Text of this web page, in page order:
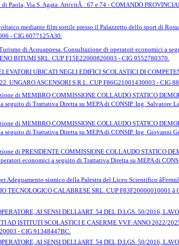
Paola, Via S. Agata. AttivitÃ : 67 e 74 - COMANDO
mediante film sottile presso il Palazzetto dello sport di
- CIG 6077125A30.
di Acquappesa. Consultazione di operatori economici a
BITUMI SRL. CUP F15E22000820003 - CIG 9552780370.
UBICATI NEGLI EDIFICI SCOLASTICI DI
UNGARO ASCENSORI S.R.L..CUP F86G21001430003 - CIG
di MEMBRO COMMISSIONE COLLAUDO STATICO
di Trattativa Diretta su MEPA di CONSIP. Ing. Salvatore
di MEMBRO COMMISSIONE COLLAUDO STATICO
di Trattativa Diretta su MEPA di CONSIP. Ing. Giovanni
di PRESIDENTE COMMISSIONE COLLAUDO STATICO
economici a seguito di Trattativa Diretta su MEPA di
sismico della Palestra del Liceo Scientifico
CALABRESE SRL. CUP F83F20000010001
AI SENSI DELLâART. 54 DEL D.LGS. 50/2016,
AD ISTITUTI SCOLASTICI E CASERME VV.F. ANNO 2022/
- CIG 91348447BC.
AI SENSI DELLâART. 54 DEL D.LGS. 50/2016,